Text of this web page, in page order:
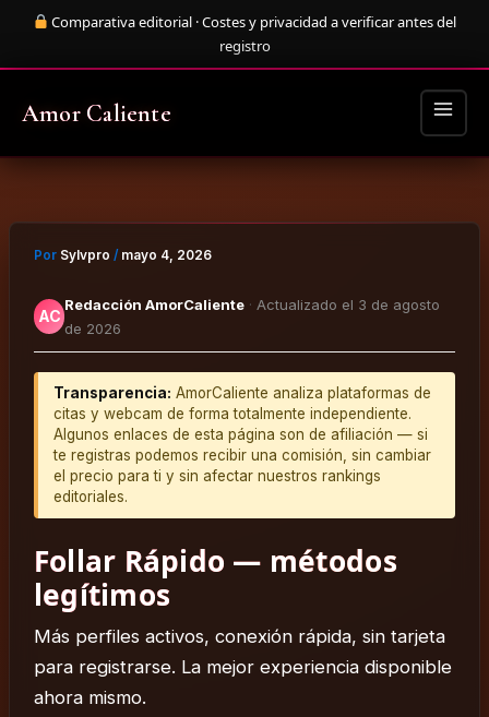
Comparativa editorial · Costes y privacidad a verificar antes del
registro
contenido
Amor Caliente
MENU
Por Sylvpro / mayo 4, 2026
AC
Redacción AmorCaliente · Actualizado el 3 de agosto
de 2026
Transparencia: AmorCaliente analiza plataformas de
citas y webcam de forma totalmente independiente.
Algunos enlaces de esta página son de afiliación — si
te registras podemos recibir una comisión, sin cambiar
el precio para ti y sin afectar nuestros rankings
editoriales.
Follar Rápido — métodos
legítimos
Más perfiles activos, conexión rápida, sin tarjeta
para registrarse. La mejor experiencia disponible
ahora mismo.